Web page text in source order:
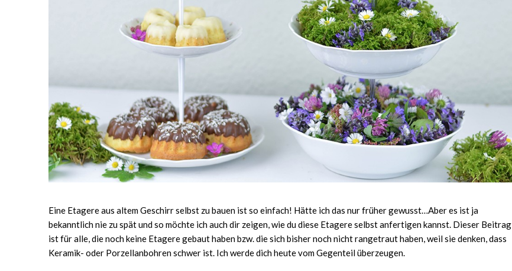
Eine Etagere aus altem Geschirr selbst zu bauen ist so einfach! Hätte ich das nur früher gewusst…Aber es ist ja
bekanntlich nie zu spät und so möchte ich auch dir zeigen, wie du diese Etagere selbst anfertigen kannst. Dieser Beitrag
ist für alle, die noch keine Etagere gebaut haben bzw. die sich bisher noch nicht rangetraut haben, weil sie denken, dass
Keramik- oder Porzellanbohren schwer ist. Ich werde dich heute vom Gegenteil überzeugen.